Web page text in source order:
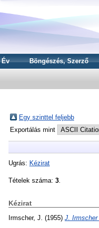
Év Böngészés, Szerző
Egy szinttel feljebb
Exportálás mint
Ugrás: Kézirat
Tételek száma: 3
Kézirat
Irmscher, J. (1955) J. Irmscher